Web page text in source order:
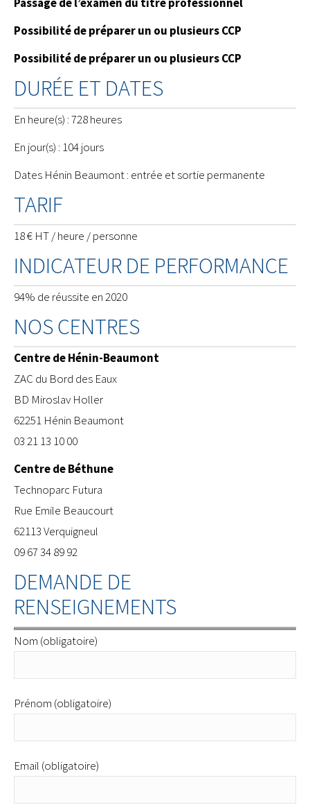
Possibilité de préparer un ou plusieurs CCP
Possibilité de préparer un ou plusieurs CCP
DURÉE ET DATES
En heure(s) : 728 heures
En jour(s) : 104 jours
Dates Hénin Beaumont : entrée et sortie permanente
TARIF
18 € HT / heure / personne
INDICATEUR DE PERFORMANCE
94% de réussite en 2020
NOS CENTRES
Centre de Hénin-Beaumont
ZAC du Bord des Eaux
BD Miroslav Holler
62251 Hénin Beaumont
03 21 13 10 00
Centre de Béthune
​Technoparc Futura
Rue Emile Beaucourt
62113 Verquigneul
09 67 34 89 92
DEMANDE DE
RENSEIGNEMENTS
Nom (obligatoire)
Prénom (obligatoire)
Email (obligatoire)